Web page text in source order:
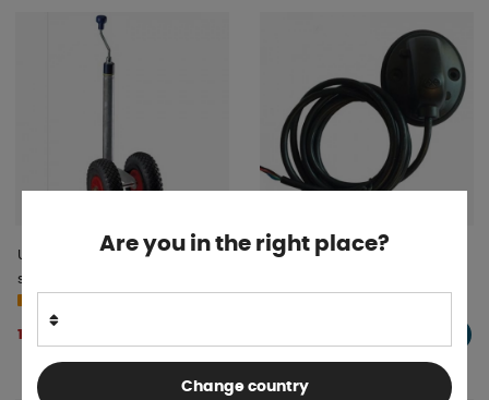
Uppgraderingsset till dubbla
stödhjul 260x85
1 155 kr
Blåtandsadapter till Enduro
Are you in the right place?
Change country